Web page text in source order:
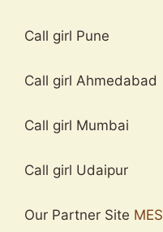
Call girl Pune
Call girl Ahmedabad
Call girl Mumbai
Call girl Udaipur
Our Partner Site MES